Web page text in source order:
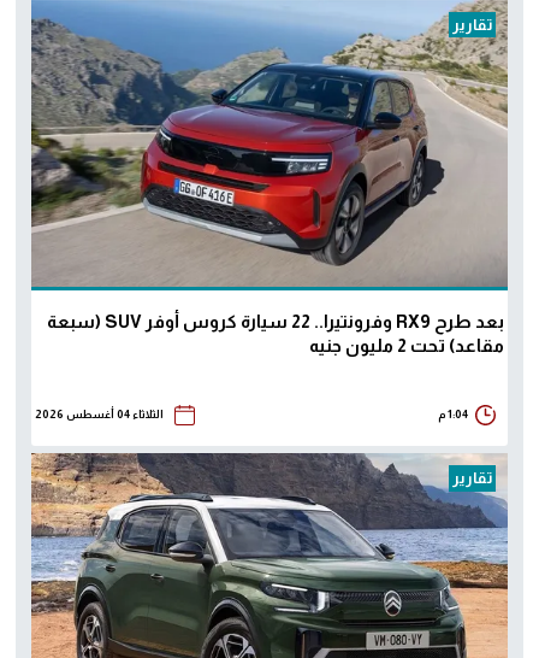
تقارير
بعد طرح RX9 وفرونتيرا.. 22 سيارة كروس أوفر SUV (سبعة
مقاعد) تحت 2 مليون جنيه
1:04 م الثلاثاء 04 أغسطس 2026
تقارير